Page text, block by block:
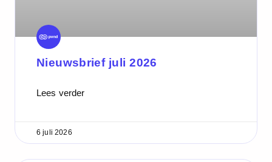
Nieuwsbrief juli 2026
Lees verder
6 juli 2026